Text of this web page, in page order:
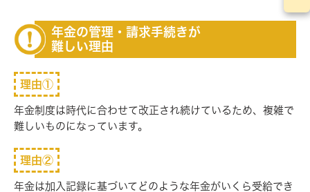
年金の管理・請求手続きが
難しい理由
理由①
年金制度は時代に合わせて改正され続けているため、複雑で
難しいもの になっています。
理由②
年金は加入記録に基づいてどのような年金がいくら受給でき